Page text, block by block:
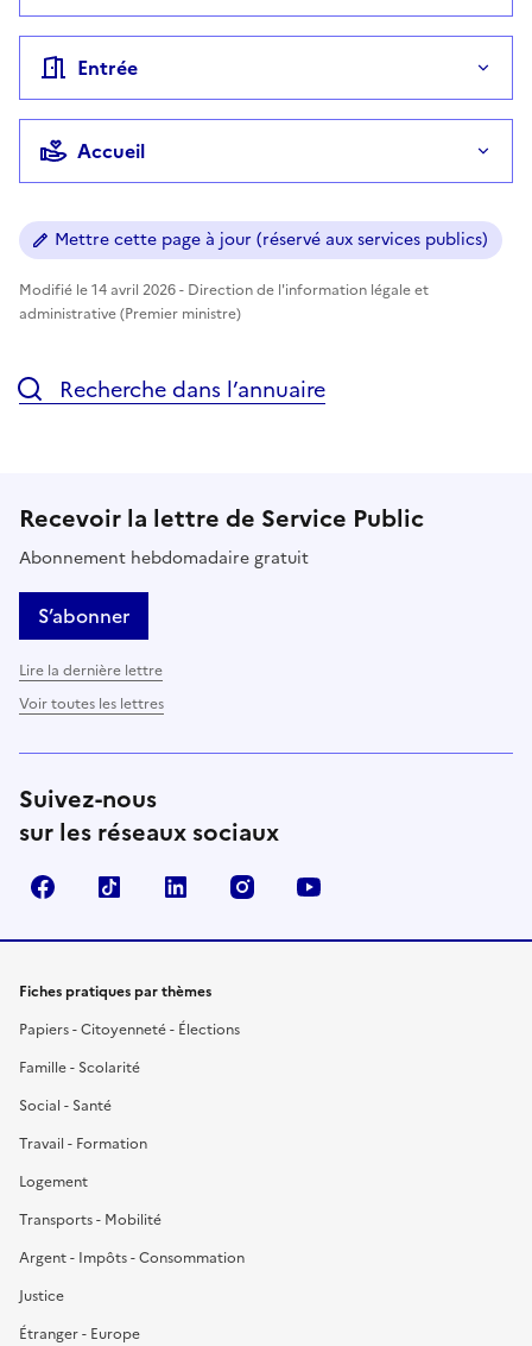
Entrée
Accueil
Mettre cette page à jour (réservé aux services publics)
Modifié le 14 avril 2026 - Direction de l'information légale et
administrative (Premier ministre)
Recherche dans l’annuaire
Recevoir la lettre de Service Public
Abonnement hebdomadaire gratuit
S’abonner
Lire la dernière lettre
Voir toutes les lettres
Suivez-nous
sur les réseaux sociaux
FacebookTikTok LinkedIn Instagram
Fiches pratiques par thèmes
Papiers - Citoyenneté - Élections
Famille - Scolarité
Social - Santé
Travail - Formation
Logement
Transports - Mobilité
Argent - Impôts - Consommation
Justice
Étranger - Europe